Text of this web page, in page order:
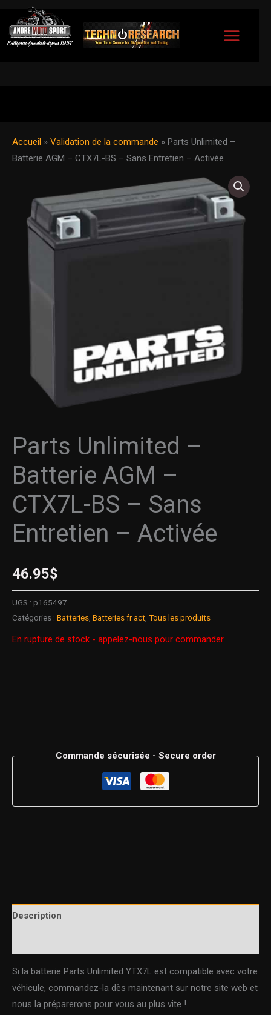
Aller
au
Accueil » Validation de la commande » Parts Unlimited –
Batterie AGM – CTX7L-BS – Sans Entretien – Activée
Parts Unlimited –
Batterie AGM –
CTX7L-BS – Sans
Entretien – Activée
46.95$
UGS : p165497
Catégories : Batteries Batteries fr act Tous les produits
En rupture de stock - appelez-nous pour commander
Commande sécurisée - Secure order
Description
Si la batterie Parts Unlimited YTX7L est compatible avec votre
véhicule, commandez-la dès maintenant sur notre site web et
nous la préparerons pour vous au plus vite !